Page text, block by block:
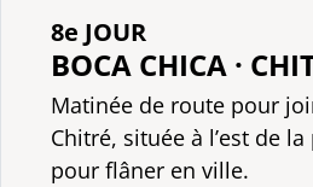
8e JOUR
BOCA CHICA ·
Matinée de route pour
Chitré, située à l’est de
pour flâner en ville.